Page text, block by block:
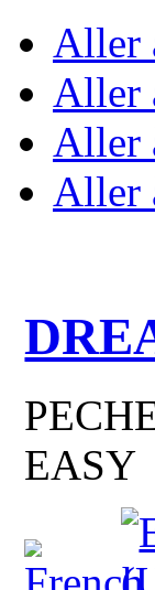
Aller
Aller
Aller
Aller
EASY